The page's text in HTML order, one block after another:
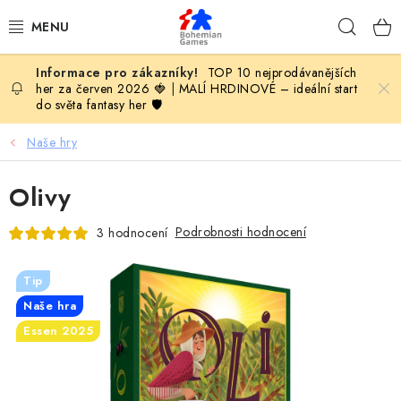
na
KOMPLETNÍ NABÍDKA HER
PODLE VĚKU
VYDAVATELSTVÍ DESKOVÝCH HER
OLOHRANÍ
TOP 10 nejprodávanějších
her za červen 2026 🍓
MALÍ HRDINOVÉ – ideální start
do světa fantasy her 🛡️
Naše hry
Olivy
3 hodnocení Podrobnosti hodnocení
Tip
Naše hra
Essen 2025